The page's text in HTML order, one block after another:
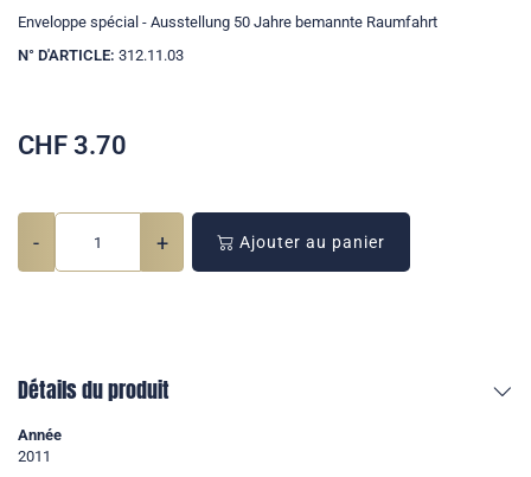
Enveloppe spécial - Ausstellung 50 Jahre bemannte Raumfahrt
N° D'ARTICLE: 312.11.03
CHF 3.70
- + Ajouter au panier
Détails du produit
Année
2011